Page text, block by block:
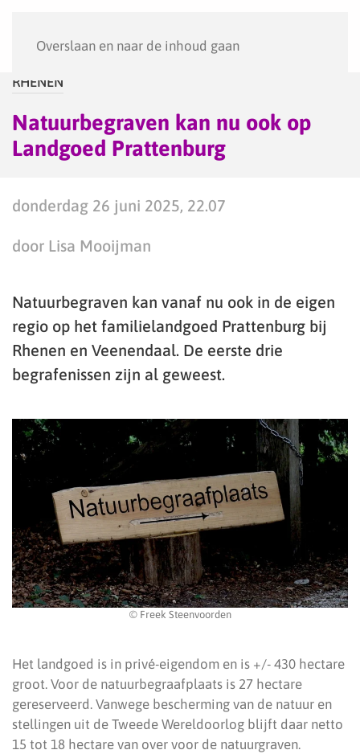
Overslaan en naar de inhoud gaan
RHENEN
Natuurbegraven kan nu ook op
Landgoed Prattenburg
donderdag 26 juni 2025, 22.07
door Lisa Mooijman
Natuurbegraven kan vanaf nu ook in de eigen
regio op het familielandgoed Prattenburg bij
Rhenen en Veenendaal. De eerste drie
begrafenissen zijn al geweest.
© Freek Steenvoorden
Het landgoed is in privé-eigendom en is +/- 430 hectare
groot. Voor de natuurbegraafplaats is 27 hectare
gereserveerd. Vanwege bescherming van de natuur en
stellingen uit de Tweede Wereldoorlog blijft daar netto
15 tot 18 hectare van over voor de natuurgraven.